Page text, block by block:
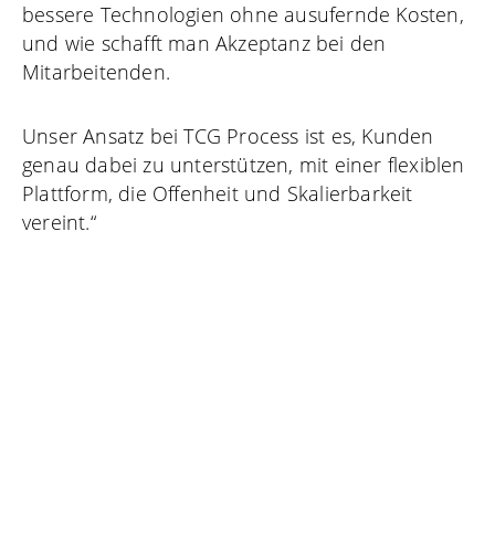
bessere Technologien ohne ausufernde Kosten,
und wie schafft man Akzeptanz bei den
Mitarbeitenden.
Unser Ansatz bei TCG Process ist es, Kunden
genau dabei zu unterstützen, mit einer flexiblen
Plattform, die Offenheit und Skalierbarkeit
vereint.“